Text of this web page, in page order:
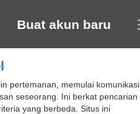
Buat akun baru
pertemanan, memulai komunikasi
seseorang. Ini berkat pencarian
yang berbeda. Situs ini